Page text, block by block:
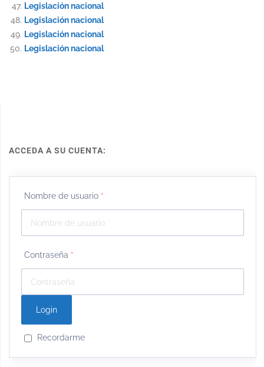
Legislación nacional
Legislación nacional
Legislación nacional
Legislación nacional
ACCEDA A SU CUENTA:
Nombre de usuario *
Contraseña *
Recordarme